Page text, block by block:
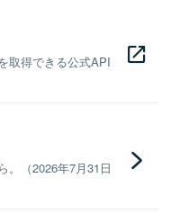
取得できる公式API
。（2026年7月31日